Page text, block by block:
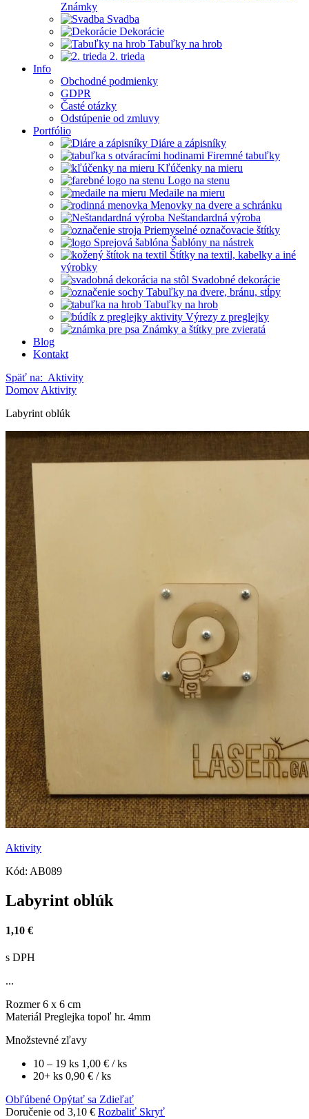
Známky
Svadba
Dekorácie
Tabuľky na hrob
2. trieda
Info
Obchodné podmienky
GDPR
Časté otázky
Odstúpenie od zmluvy
Portfólio
Diáre a zápisníky
Firemné tabuľky
Kľúčenky na mieru
Logo na stenu
Medaile na mieru
Menovky na dvere a schránku
Neštandardná výroba
Priemyselné označovacie štítky
Šablóny na nástrek
Štítky na textil, kabelky a iné
výrobky
Svadobné dekorácie
Tabuľky na dvere, bránu, stĺpy
Tabuľky na hrob
Výrezy z preglejky
Známky a štítky pre zvieratá
Blog
Kontakt
Späť na: Aktivity
Domov Aktivity
Labyrint oblúk
Aktivity
Kód: AB089
Labyrint oblúk
1,10 €
s DPH
...
Rozmer 6 x 6 cm
Materiál Preglejka topoľ hr. 4mm
Množstevné zľavy
10 – 19 ks 1,00 € / ks
20+ ks 0,90 € / ks
Obľúbené Opýtať sa Zdieľať
Doručenie od 3,10 € Rozbaliť Skryť